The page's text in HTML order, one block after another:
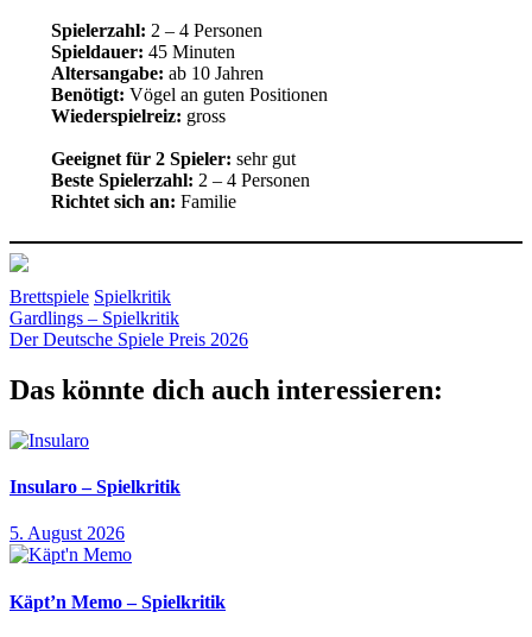
Spielerzahl: 2 – 4 Personen
Spieldauer: 45 Minuten
Altersangabe: ab 10 Jahren
Benötigt: Vögel an guten Positionen
Wiederspielreiz: gross
Geeignet für 2 Spieler: sehr gut
Beste Spielerzahl: 2 – 4 Personen
Richtet sich an: Familie
Brettspiele Spielkritik
AktionenLegespielPosition
Spiele
Beitragsnavigation
Vorheriger
Beitrag:
Gardlings – Spielkritik
Nächster
Der Deutsche Spiele Preis 2026
Das könnte dich auch interessieren:
Insularo – Spielkritik
5. August 2026
Käpt’n Memo – Spielkritik